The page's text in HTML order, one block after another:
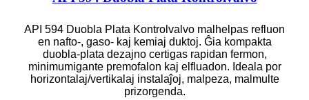
API 594 Duobla Plata Kontrolvalvo malhelpas refluon
en nafto-, gaso- kaj kemiaj duktoj. Ĝia kompakta
duobla-plata dezajno certigas rapidan fermon,
minimumigante premofalon kaj elfluadon. Ideala por
horizontalaj/vertikalaj instalaĵoj, malpeza, malmulte
prizorgenda.